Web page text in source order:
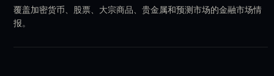
覆盖加密货币、股票、大宗商品、贵金属和预测市场的金融市场情
报。